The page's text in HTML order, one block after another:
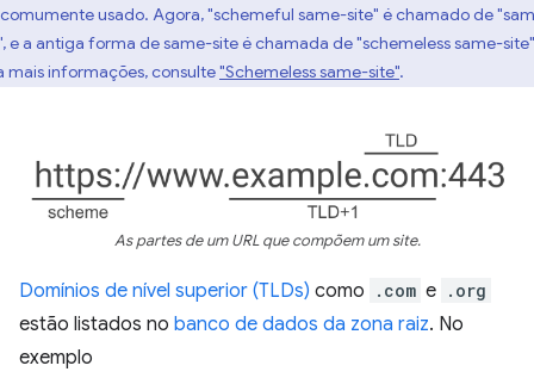
usado. Agora, "schemeful same-site" é chamado de
e a antiga forma de same-site é chamada de "schemeless same-
mais informações, consulte"Schemeless same-site".
As partes de um URL que compõem um site.
Domínios de nível superior (TLDs) como .com e .org
estão listados no banco de dados da zona raiz. No
exemplo